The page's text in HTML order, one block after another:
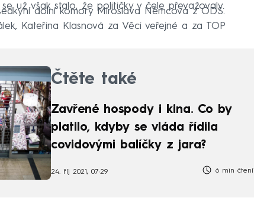
už však stalo, že političky v čele převažovaly.
dolní komory Miroslava Němcová z ODS.
Kateřina Klasnová za Věci veřejné a za TOP
Čtěte také
Zavřené hospody i kina. Co by
platilo, kdyby se vláda řídila
covidovými balíčky z jara?
24. říj 2021, 07:29 6 min čtení